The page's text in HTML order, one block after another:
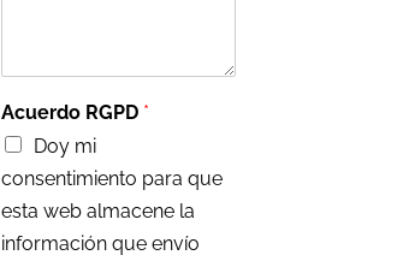
Acuerdo RGPD *
Doy mi
consentimiento para que
esta web almacene la
información que envío